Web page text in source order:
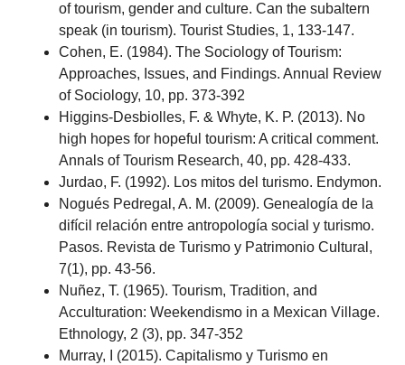
of tourism, gender and culture. Can the subaltern
speak (in tourism).Tourist Studies, 1, 133-147.
Cohen, E. (1984). The Sociology of Tourism:
Approaches, Issues, and Findings. Annual Review
of Sociology, 10, pp. 373-392
Higgins-Desbiolles, F. & Whyte, K. P. (2013). No
high hopes for hopeful tourism: A critical comment.
Annals of Tourism Research, 40, pp. 428-433.
Jurdao, F. (1992). Los mitos del turismo. Endymon.
Nogués Pedregal, A. M. (2009). Genealogía de la
difícil relación entre antropología social y turismo.
Pasos. Revista de Turismo y Patrimonio Cultural,
7(1), pp. 43-56.
Nuñez, T. (1965). Tourism, Tradition, and
Acculturation: Weekendismo in a Mexican Village.
Ethnology, 2 (3), pp. 347-352
Murray, I (2015). Capitalismo y Turismo en